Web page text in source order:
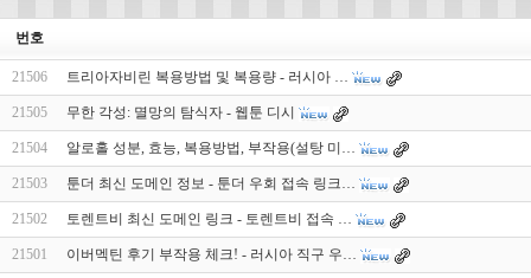
번호
21506 트리아자비린 복용방법 및 복용량 - 러시아 …
21505 무한 각성: 멸망의 탐식자 - 웹툰 디시
21504 알로홀 성분, 효능, 복용방법, 부작용(설탕 미…
21503 툰더 최신 도메인 정보 - 툰더 우회 접속 링크…
21502 토렌트비 최신 도메인 링크 - 토렌트비 접속 …
21501 이버멕틴 후기 부작용 체크! - 러시아 직구 우…